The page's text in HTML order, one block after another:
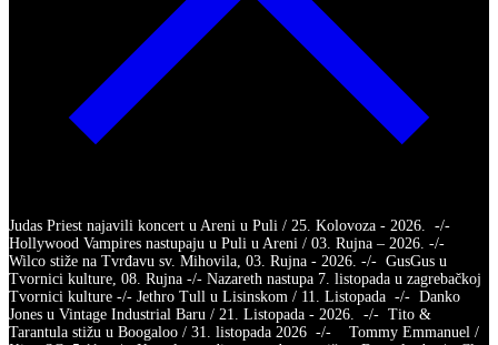
Judas Priest najavili koncert u Areni u Puli / 25. Kolovoza - 2026. -/-
Hollywood Vampires nastupaju u Puli u Areni / 03. Rujna – 2026. -/-
Wilco stiže na Tvrđavu sv. Mihovila, 03. Rujna - 2026. -/- GusGus u
Tvornici kulture, 08. Rujna -/- Nazareth nastupa 7. listopada u zagrebačkoj
Tvornici kulture -/- Jethro Tull u Lisinskom / 11. Listopada -/- Danko
Jones u Vintage Industrial Baru / 21. Listopada - 2026. -/- Tito &
Tarantula stižu u Boogaloo / 31. listopada 2026 -/- Tommy Emmanuel /